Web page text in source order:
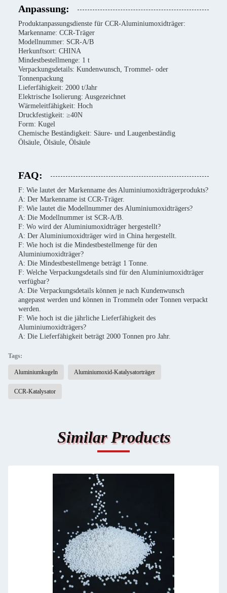
Anpassung:
Produktanpassungsdienste für CCR-Aluminiumoxidträger:
Markenname: CCR-Träger
Modellnummer: SCR-A/B
Herkunftsort: CHINA
Mindestbestellmenge: 1 t
Verpackungsdetails: Kundenwunsch, Trommel- oder
Tonnenpackung
Lieferfähigkeit: 2000 t/Jahr
Elektrische Isolierung: Ausgezeichnet
Wärmeleitfähigkeit: Hoch
Druckfestigkeit: ≥40N
Form: Kugel
Chemische Beständigkeit: Säure- und Laugenbeständig
Ölsäule, Ölsäule, Ölsäule
FAQ:
F: Wie lautet der Markenname des Aluminiumoxidträgerprodukts?
A: Der Markenname ist CCR-Träger.
F: Wie lautet die Modellnummer des Aluminiumoxidträgers?
A: Die Modellnummer ist SCR-A/B.
F: Wo wird der Aluminiumoxidträger hergestellt?
A: Der Aluminiumoxidträger wird in China hergestellt.
F: Wie hoch ist die Mindestbestellmenge für den
Aluminiumoxidträger?
A: Die Mindestbestellmenge beträgt 1 Tonne.
F: Welche Verpackungsdetails sind für den Aluminiumoxidträger
verfügbar?
A: Die Verpackungsdetails können je nach Kundenwunsch
angepasst werden und können in Trommeln oder Tonnen verpackt
werden.
F: Wie hoch ist die jährliche Lieferfähigkeit des
Aluminiumoxidträgers?
A: Die Lieferfähigkeit beträgt 2000 Tonnen pro Jahr.
Tags:
Aluminiumkugeln Aluminiumoxid-Katalysatorträger
CCR-Katalysator
Similar Products